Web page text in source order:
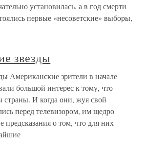
установилась, а в год смерти
первые «несоветские» выборы,
звезды
Американские зрители в начале
большой интерес к тому, что
страны. И когда они, жуя свой
перед телевизором, им щедро
предсказания о том, что для них